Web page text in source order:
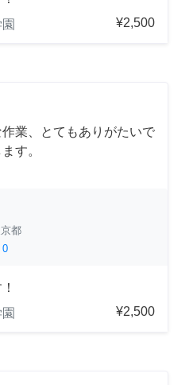
¥2,500
業、とてもありがたいで
す。
都
0
¥2,500